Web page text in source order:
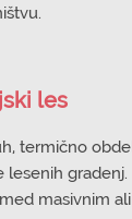
les
termično
lesenih gradenj.
masivnim